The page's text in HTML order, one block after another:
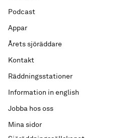
Podcast
Appar
Årets sjöräddare
Kontakt
Räddningsstationer
Information in english
Jobba hos oss
Mina sidor